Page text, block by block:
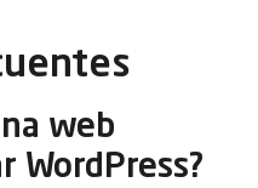
web
WordPress?